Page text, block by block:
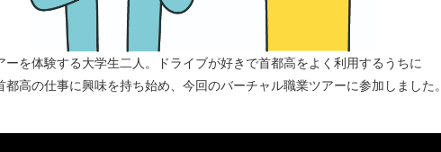
ーを体験する大学生二人。ドライブが好きで首都高をよく利用するうちに
都高の仕事に興味を持ち始め、今回のバーチャル職業ツアーに参加しました。